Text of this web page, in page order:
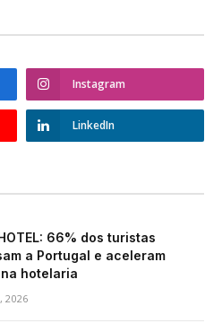
Instagram
LinkedIn
66% dos turistas
a Portugal e aceleram
hotelaria
2026